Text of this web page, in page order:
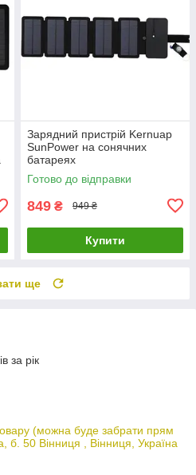
Зарядний пристрій Kernuap
SunPower на сонячних
батареях
Готово до відправки
849 ₴ 949 ₴
Купити
ще
за рік
(можна буде забрати прям
б. 50 Вінниця , Вінниця, Україна